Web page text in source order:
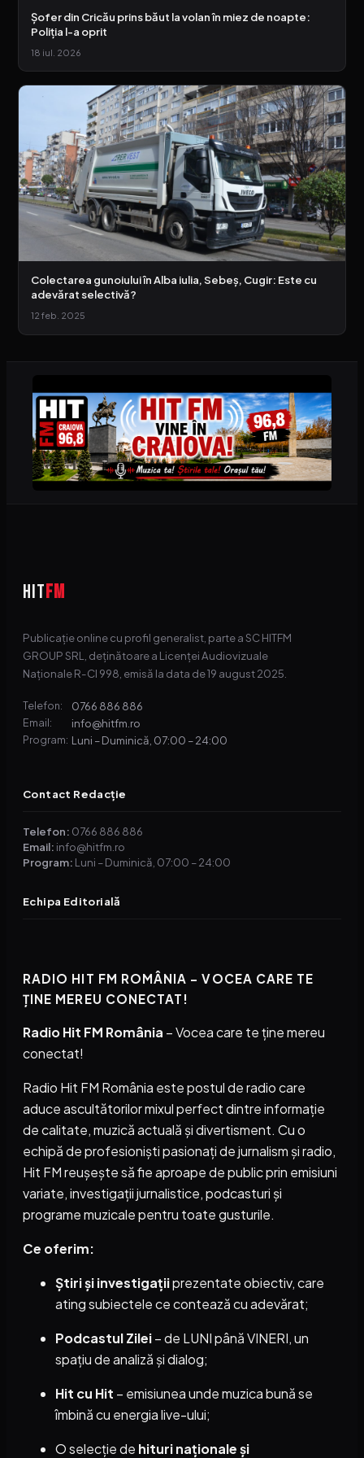
Șofer din Cricău prins băut la volan în miez de noapte:
Poliția l-a oprit
18 iul. 2026
Colectarea gunoiului în Alba iulia, Sebeș, Cugir: Este cu
adevărat selectivă?
12 feb. 2025
HITFM
Publicație online cu profil generalist, parte a SC HITFM
GROUP SRL, deținătoare a Licenței Audiovizuale
Naționale R-CI 998, emisă la data de 19 august 2025.
Telefon: 0766 886 886
Email: info@hitfm.ro
Program: Luni – Duminică, 07:00 – 24:00
Contact Redacție
Telefon: 0766 886 886
Email: info@hitfm.ro
Program: Luni – Duminică, 07:00 – 24:00
Echipa Editorială
RADIO HIT FM ROMÂNIA – VOCEA CARE TE
ȚINE MEREU CONECTAT!
Radio Hit FM România – Vocea care te ține mereu
conectat!
Radio Hit FM România este postul de radio care
aduce ascultătorilor mixul perfect dintre informație
de calitate, muzică actuală și divertisment. Cu o
echipă de profesioniști pasionați de jurnalism și radio,
Hit FM reușește să fie aproape de public prin emisiuni
variate, investigații jurnalistice, podcasturi și
programe muzicale pentru toate gusturile.
Ce oferim:
Știri și investigațiiprezentate obiectiv, care
ating subiectele ce contează cu adevărat;
Podcastul Zilei– de LUNI până VINERI, un
spațiu de analiză și dialog;
Hit cu Hit – emisiunea unde muzica bună se
îmbină cu energia live-ului;
O selecție de hituri naționale și